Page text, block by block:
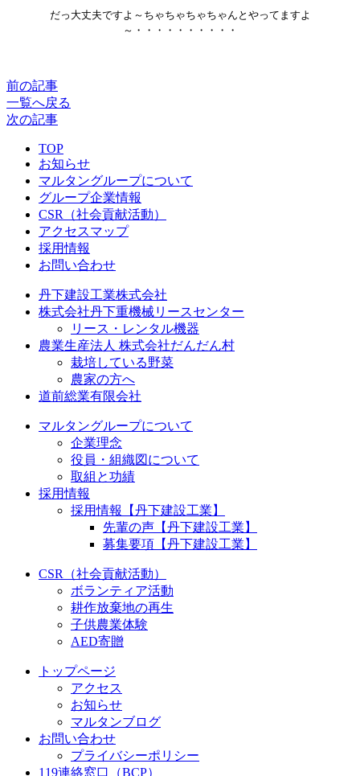
だっ大丈夫ですよ～ちゃちゃちゃちゃんとやってますよ
～・・・・・・・・・・
前の記事
一覧へ戻る
次の記事
TOP
お知らせ
マルタングループについて
グループ企業情報
CSR（社会貢献活動）
アクセスマップ
採用情報
お問い合わせ
丹下建設工業株式会社
株式会社丹下重機械リースセンター
リース・レンタル機器
農業生産法人 株式会社だんだん村
栽培している野菜
農家の方へ
道前総業有限会社
マルタングループについて
企業理念
役員・組織図について
取組と功績
採用情報
採用情報【丹下建設工業】
先輩の声【丹下建設工業】
募集要項【丹下建設工業】
CSR（社会貢献活動）
ボランティア活動
耕作放棄地の再生
子供農業体験
AED寄贈
トップページ
アクセス
お知らせ
マルタンブログ
お問い合わせ
プライバシーポリシー
119連絡窓口（BCP）